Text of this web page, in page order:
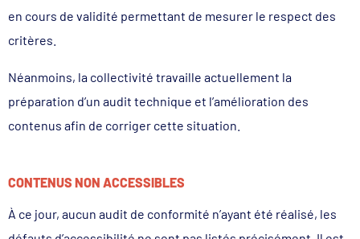
en cours de validité permettant de mesurer le respect des
critères.
Néanmoins, la collectivité travaille actuellement la
préparation d’un audit technique et l’amélioration des
contenus afin de corriger cette situation.
CONTENUS NON ACCESSIBLES
À ce jour, aucun audit de conformité n’ayant été réalisé, les